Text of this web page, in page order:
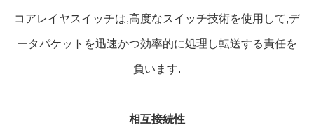
コアレイヤスイッチは,高度なスイッチ技術を使用して,デ
ータパケットを迅速かつ効率的に処理し転送する責任を
負います.
相互接続性